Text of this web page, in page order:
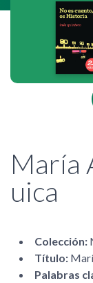
María
uica
Colección:
Título:
Palabras